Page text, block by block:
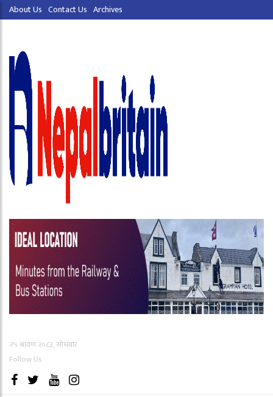
About Us Contact Us Archives
२५ श्रावण २०८३, सोमबार
Follow Us